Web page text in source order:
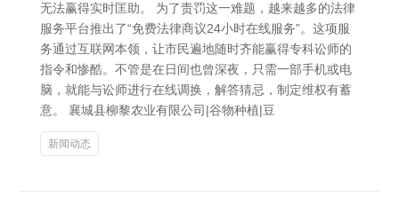
无法赢得实时匡助。 为了责罚这一难题，越来越多的法律
服务平台推出了“免费法律商议24小时在线服务”。这项服
务通过互联网本领，让市民遍地随时齐能赢得专科讼师的
指令和惨酷。不管是在日间也曾深夜，只需一部手机或电
脑，就能与讼师进行在线调换，解答猜忌，制定维权有蓄
意。 襄城县柳黎农业有限公司|谷物种植|豆
新闻动态